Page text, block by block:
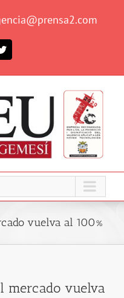
Twitter
vuelva al 100%
mercado vuelva